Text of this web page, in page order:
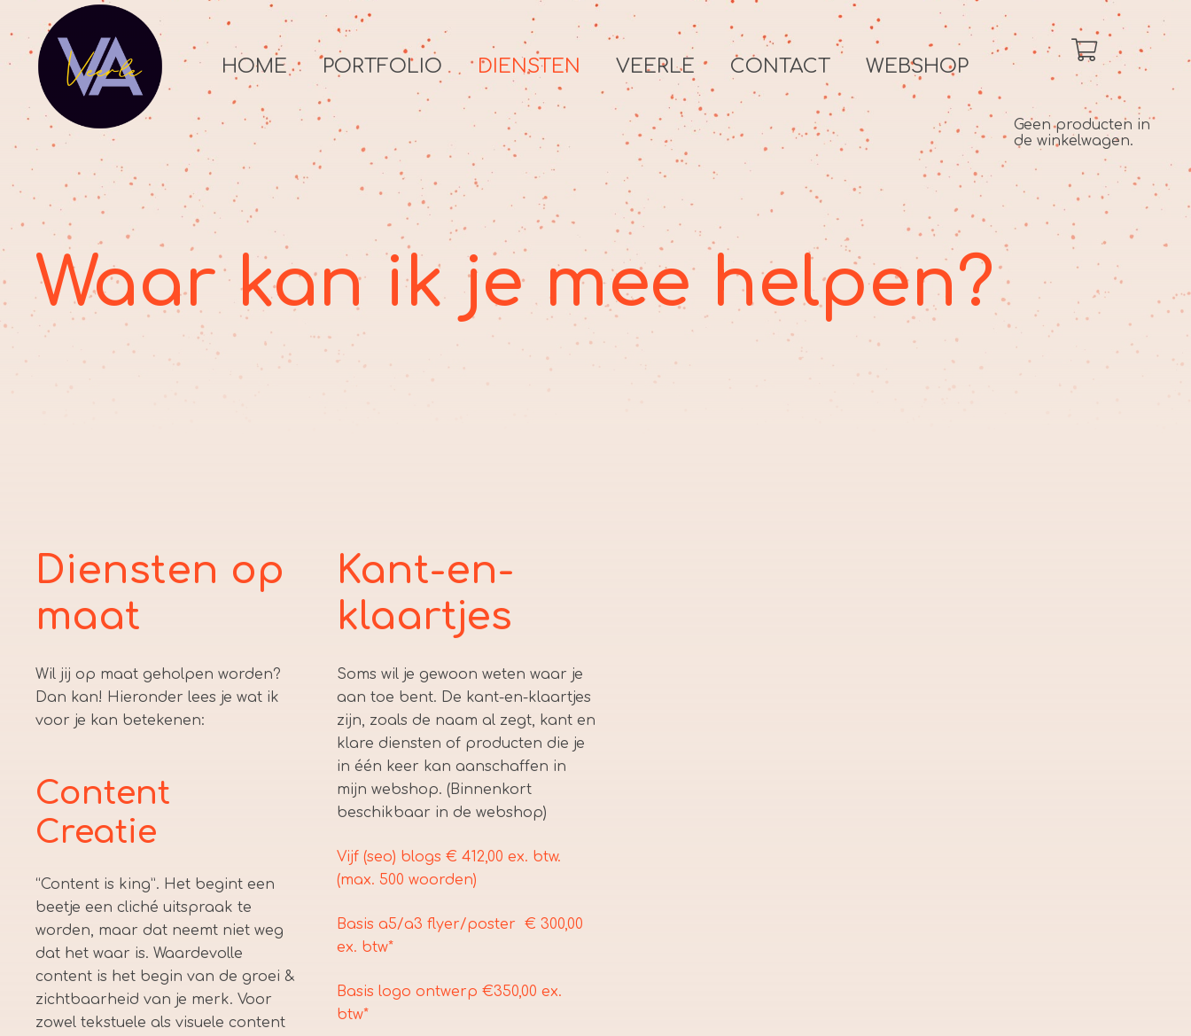
HOME PORTFOLIO DIENSTEN VEERLE CONTACT WEBSHOP
Geen producten in
de winkelwagen.
Waar kan ik je mee helpen?
Diensten op
maat
Wil jij op maat geholpen worden?
Dan kan! Hieronder lees je wat ik
voor je kan betekenen:
Content
Creatie
“Content is king”. Het begint een
beetje een cliché uitspraak te
worden, maar dat neemt niet weg
dat het waar is. Waardevolle
content is het begin van de groei &
zichtbaarheid van je merk. Voor
zowel tekstuele als visuele content
Kant-en-
klaartjes
Soms wil je gewoon weten waar je
aan toe bent. De kant-en-klaartjes
zijn, zoals de naam al zegt, kant en
klare diensten of producten die je
in één keer kan aanschaffen in
mijn webshop. (Binnenkort
beschikbaar in de webshop)
Vijf (seo) blogs € 412,00 ex. btw.
(max. 500 woorden)
Basis a5/a3 flyer/poster € 300,00
ex. btw*
Basis logo ontwerp €350,00 ex.
btw*